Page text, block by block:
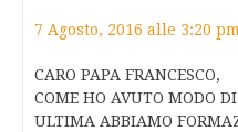
7 Agosto, 2016 alle 3:20
CARO PAPA FRANCESCO,
COME HO AVUTO MODO
ULTIMA ABBIAMO